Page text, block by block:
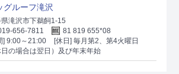
グルーフ滝沢
滝沢市下鵜飼1-15
656-7811
81 819 655*08
] 9:00～21:00
[休日] 毎月第2、第4火曜日
日の場合は翌日）及び年末年始